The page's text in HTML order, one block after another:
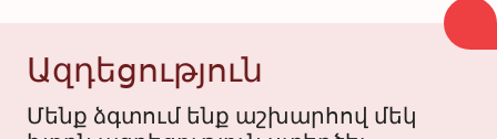
Ազդեցություն
Մենք ձգտում ենք աշխարհով մեկ